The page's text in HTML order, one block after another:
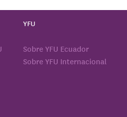
YFU
Sobre YFU Ecuador
Sobre YFU Internacional